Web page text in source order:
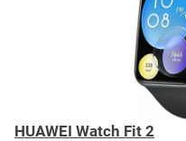
HUAWEI Watch Fit 2